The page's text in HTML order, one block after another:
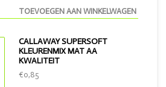
TOEVOEGEN AAN WINKELWAGEN
CALLAWAY SUPERSOFT
KLEURENMIX MAT AA
KWALITEIT
€0,85